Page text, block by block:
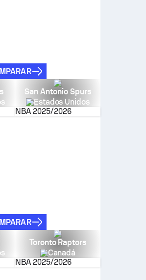
San Antonio Spurs
Estados Unidos
NBA 2025/2026
Toronto Raptors
Canadá
NBA 2025/2026